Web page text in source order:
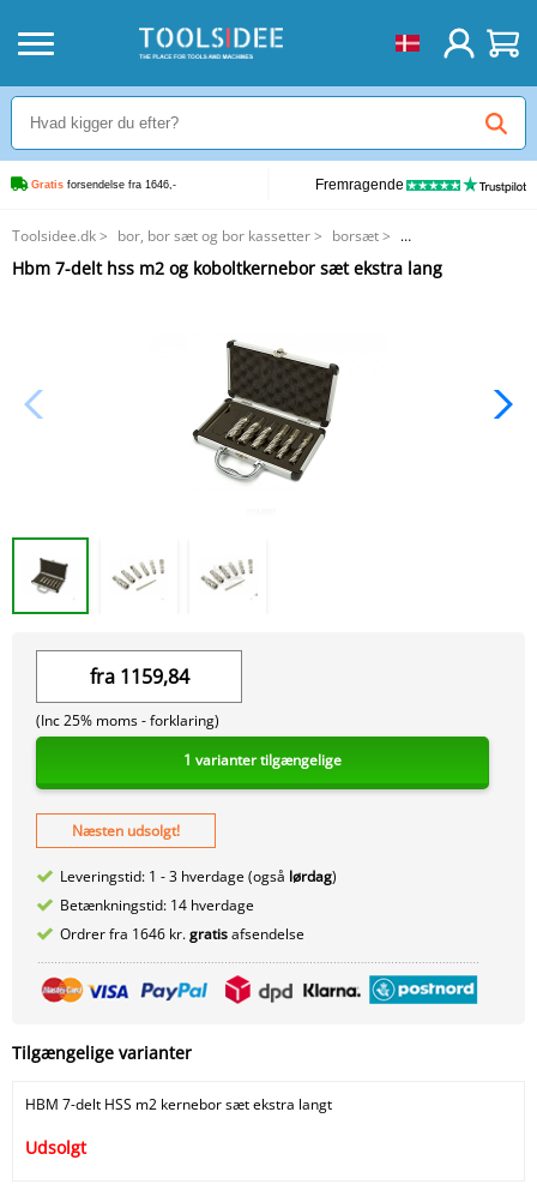
Gratis forsendelse fra 1646,- Fremragende
Toolsidee.dk> bor, bor sæt og bor kassetter> borsæt>
Hbm 7-delt hss m2 og koboltkernebor sæt ekstra lang
Hbm 7-delt hss m2 og koboltkernebor sæt ekstra lang
fra1159,84
(Inc 25% moms -forklaring)
1 varianter tilgængelige
Næsten udsolgt!
Leveringstid: 1 - 3 hverdage (også lørdag)
Betænkningstid: 14 hverdage
Ordrer fra 1646 kr.gratisafsendelse
Tilgængelige varianter
HBM 7-delt HSS m2 kernebor sæt ekstra langt
Udsolgt